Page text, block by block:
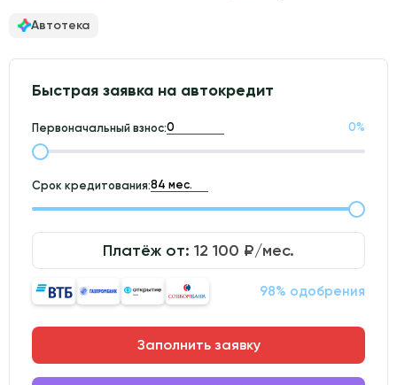
Автотека
Быстрая заявка на автокредит
Первоначальный взнос: 0%
Срок кредитования:
Платёж от: 12 100 ₽/мес.
98% одобрения
Заполнить заявку